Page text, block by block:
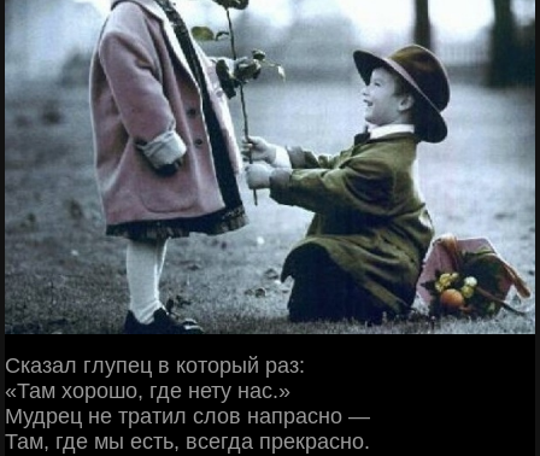
Сказал глупец в который раз:
«Там хорошо, где нету нас.»
Мудрец не тратил слов напрасно —
Там, где мы есть, всегда прекрасно.